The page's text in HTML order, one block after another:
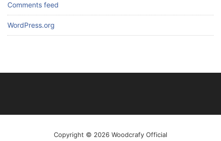
Comments feed
WordPress.org
Copyright © 2026 Woodcrafy Official